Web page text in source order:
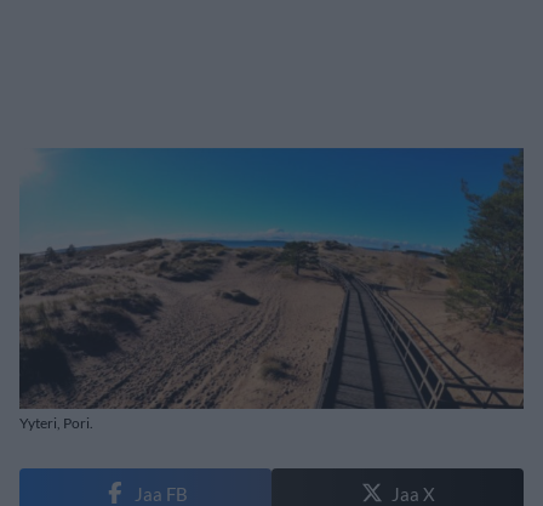
Yyteri, Pori.
Jaa FB Jaa X